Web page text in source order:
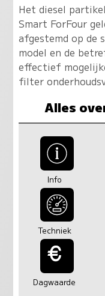
Het diesel
Smart ForFour
afgestemd op de
model en de
effectief
filter
Alles
Info
Techniek
Dagwaarde